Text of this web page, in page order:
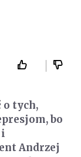
o tych,
bo
i
Andrzej